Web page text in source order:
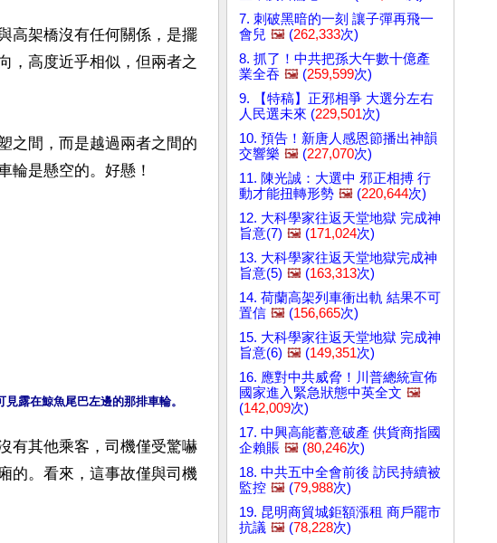
高架橋沒有任何關係，是擺
，高度近乎相似，但兩者之
之間，而是越過兩者之間的
露在鯨魚尾巴左邊的那排車輪。
有其他乘客，司機僅受驚嚇
的。看來，這事故僅與司機
7. 刺破黑暗的一刻 讓子彈再飛一
會兒 🖼️ (262,333次)
8. 抓了！中共把孫大午數十億產
業全吞 🖼️ (259,599次)
9. 【特稿】正邪相爭 大選分左右
人民選未來 (229,501次)
10. 預告！新唐人感恩節播出神韻
交響樂 🖼️ (227,070次)
11. 陳光誠：大選中 邪正相搏 行
動才能扭轉形勢 🖼️ (220,644次)
12. 大科學家往返天堂地獄 完成神
旨意(7) 🖼️ (171,024次)
13. 大科學家往返天堂地獄完成神
旨意(5) 🖼️ (163,313次)
14. 荷蘭高架列車衝出軌 結果不可
置信 🖼️ (156,665次)
15. 大科學家往返天堂地獄 完成神
旨意(6) 🖼️ (149,351次)
16. 應對中共威脅！川普總統宣佈
國家進入緊急狀態中英全文 🖼️
(142,009次)
17. 中興高能蓄意破產 供貨商指國
企賴賬 🖼️ (80,246次)
18. 中共五中全會前後 訪民持續被
監控 🖼️ (79,988次)
19. 昆明商貿城鉅額漲租 商戶罷市
抗議 🖼️ (78,228次)